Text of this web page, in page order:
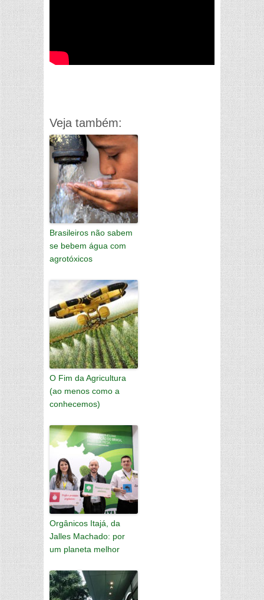
Veja também:
Brasileiros não sabem
se bebem água com
agrotóxicos
O Fim da Agricultura
(ao menos como a
conhecemos)
Orgânicos Itajá, da
Jalles Machado: por
um planeta melhor